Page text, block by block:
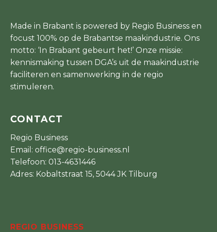
Made in Brabant is powered by Regio Business en
focust 100% op de Brabantse maakindustrie. Ons
motto: ‘In Brabant gebeurt het!’ Onze missie:
kennismaking tussen DGA’s uit de maakindustrie
faciliteren en samenwerking in de regio
stimuleren.
CONTACT
Regio Business
Email: office@regio-business.nl
Telefoon: 013-4631446
Adres: Kobaltstraat 15, 5044 JK Tilburg
REGIO BUSINESS